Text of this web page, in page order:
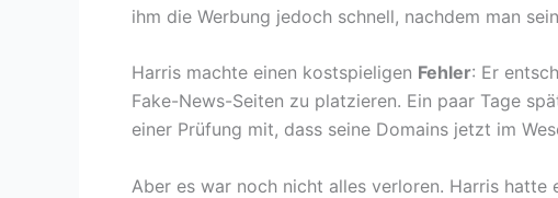
ihm die Werbung jedoch schnell, nachdem man
Harris machte einen kostspieligen Fehler: Er
Fake-News-Seiten zu platzieren. Ein paar Tage
einer Prüfung mit, dass seine Domains jetzt im
Aber es war noch nicht alles verloren. Harris hatte